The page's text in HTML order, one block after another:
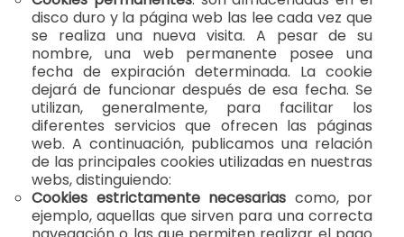
disco duro y la página web las lee cada vez que
se realiza una nueva visita. A pesar de su
nombre, una web permanente posee una
fecha de expiración determinada. La cookie
dejará de funcionar después de esa fecha. Se
utilizan, generalmente, para facilitar los
diferentes servicios que ofrecen las páginas
web. A continuación, publicamos una relación
de las principales cookies utilizadas en nuestras
webs, distinguiendo:
Cookies estrictamente necesarias como, por
ejemplo, aquellas que sirven para una correcta